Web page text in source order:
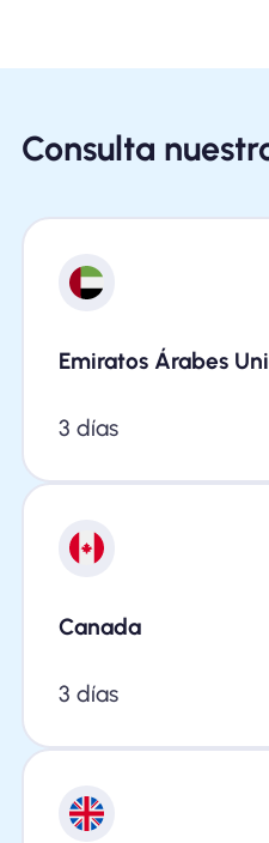
Consulta
Emiratos Árabes
3 días
Canada
3 días